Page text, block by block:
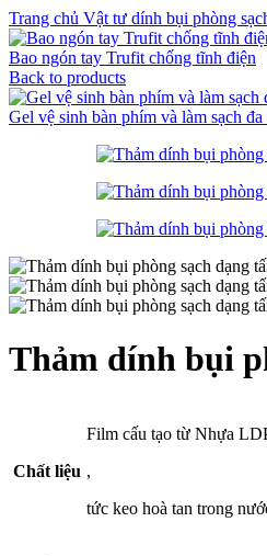
Trang chủ Vật tư dính bụi phòng
Bao ngón tay Trufit chống tĩnh điện
Back to products
Gel vệ sinh bàn phím và làm sạch
Thảm dính bụi
Chất liệu
Film cấu tạo từ Nhựa
,
tức keo hoà tan trong